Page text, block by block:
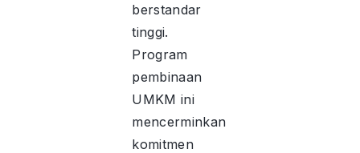
berstandar
tinggi.
Program
pembinaan
UMKM ini
mencerminkan
komitmen